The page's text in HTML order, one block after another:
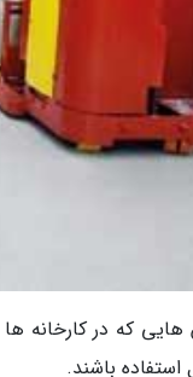
که در کارخانه
استفاده باشند.